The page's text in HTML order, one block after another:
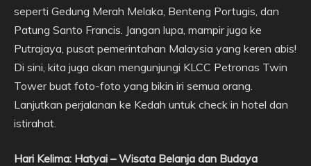
seperti Gedung Merah Melaka, Benteng Portugis, dan
Patung Santo Francis. Jangan lupa, mampir juga ke
Putrajaya, pusat pemerintahan Malaysia yang keren abis!
Di sini, kita juga akan mengunjungi KLCC Petronas Twin
Tower buat foto-foto yang bikin iri semua orang.
Lanjutkan perjalanan ke Kedah untuk check in hotel dan
istirahat.
Hari Kelima: Hatyai – Wisata Belanja dan Budaya